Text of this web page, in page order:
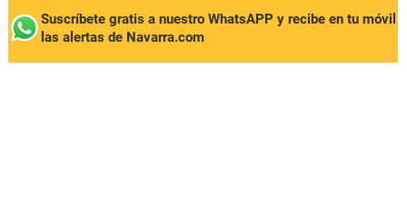
Suscríbete gratis a nuestro WhatsAPP y recibe en tu móvil
las alertas de Navarra.com